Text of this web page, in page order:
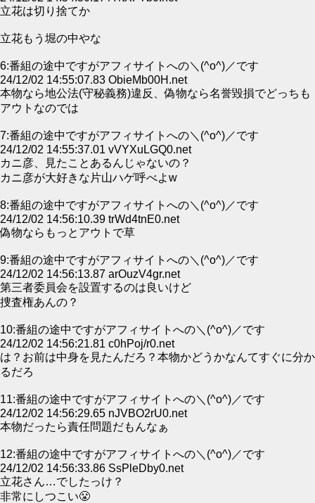
立花は切り捨てか
立花もう堀の中やな
6:番組の途中ですがアフィサイトへの＼(^o^)／です
24/12/02 14:55:07.83 ObieMb00H.net
本物なら地公法(守秘義務)違反、偽物なら名誉毀損でどっちも
アウトなのでは
7:番組の途中ですがアフィサイトへの＼(^o^)／です
24/12/02 14:55:37.01 vVYXuLGQ0.net
カニ彦、見たことあるんじゃないの？
カニ彦が大好きな片山ハゲ呼べよw
8:番組の途中ですがアフィサイトへの＼(^o^)／です
24/12/02 14:56:10.39 trWd4tnE0.net
偽物ならもっとアウトで草
9:番組の途中ですがアフィサイトへの＼(^o^)／です
24/12/02 14:56:13.87 arOuzV4gr.net
第三者委員会を設置するのは良いけど
捜査権あんの？
10:番組の途中ですがアフィサイトへの＼(^o^)／です
24/12/02 14:56:21.81 c0hPoj/r0.net
は？お前は中身を見たんだろ？本物かどうかなんてすぐに分か
るだろ
11:番組の途中ですがアフィサイトへの＼(^o^)／です
24/12/02 14:56:29.65 nJVBO2rU0.net
本物だったら責任問題だもんなぁ
12:番組の途中ですがアフィサイトへの＼(^o^)／です
24/12/02 14:56:33.86 SsPleDby0.net
立花さん…でしたっけ？
非常にしつこい😤